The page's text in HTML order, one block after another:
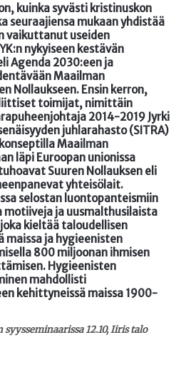
kuinka syvästi kristinuskon
seuraajiensa mukaan yhdistää
vaikuttanut useiden
nykyiseen kestävän
Agenda 2030:een ja
Maailman
Nollaukseen. Ensin kerron,
toimijat, nimittäin
2014-2019 Jyrki
juhlarahasto (SITRA)
Maailman
läpi Euroopan unionissa
Suuren Nollauksen eli
yhteisölait.
selostan luontopanteismiin
motiiveja ja uusmalthusilaista
kieltää taloudellisen
maissa ja hygieenisten
800 miljoonan ihmisen
Hygieenisten
mahdollisti
kehittyneissä maissa 1900-
12.10, Iiris talo